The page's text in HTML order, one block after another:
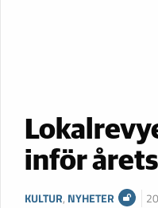
inför
KULTUR, NYHETER